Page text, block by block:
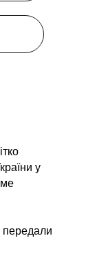
у
передали